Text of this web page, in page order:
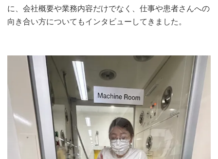
に、会社概要や業務内容だけでなく、仕事や患者さんへの
向き合い方についてもインタビューしてきました。